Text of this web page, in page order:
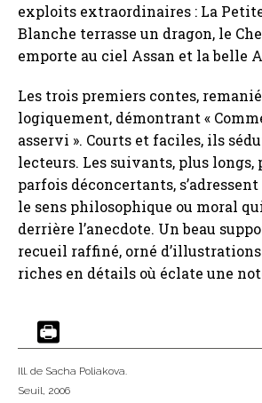
exploits extraordinaires : La
Blanche terrasse un dragon, le
emporte au ciel Assan et la belle
Les trois premiers contes,
logiquement, démontrant «
asservi ». Courts et faciles, ils
lecteurs. Les suivants, plus longs,
parfois déconcertants,
le sens philosophique ou moral
derrière l’anecdote. Un beau
recueil raffiné, orné
riches en détails où éclate une
Ill. de Sacha Poliakova.
Seuil, 2006